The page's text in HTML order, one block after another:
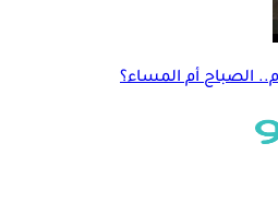
الصباح أم المساء؟